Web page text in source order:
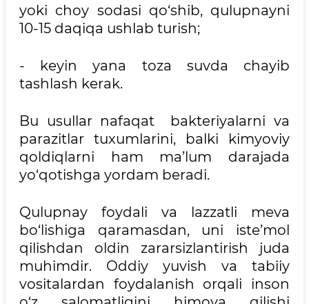
yoki choy sodasi qo‘shib, qulupnayni
10-15 daqiqa ushlab turish;
- keyin yana toza suvda chayib
tashlash kerak.
Bu usullar nafaqat bakteriyalarni va
parazitlar tuxumlarini, balki kimyoviy
qoldiqlarni ham ma’lum darajada
yo‘qotishga yordam beradi.
Qulupnay foydali va lazzatli meva
bo‘lishiga qaramasdan, uni iste’mol
qilishdan oldin zararsizlantirish juda
muhimdir. Oddiy yuvish va tabiiy
vositalardan foydalanish orqali inson